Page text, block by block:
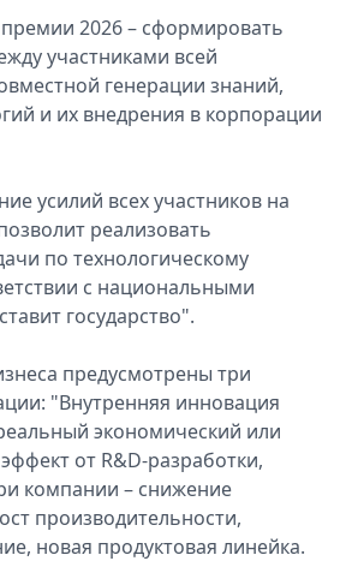
2026 – сформировать
участниками всей
генерации знаний,
и их внедрения в корпорации
усилий всех участников на
реализовать
по технологическому
с национальными
государство".
предусмотрены три
"Внутренняя инновация
экономический или
от R&D-разработки,
компании – снижение
производительности,
новая продуктовая линейка.